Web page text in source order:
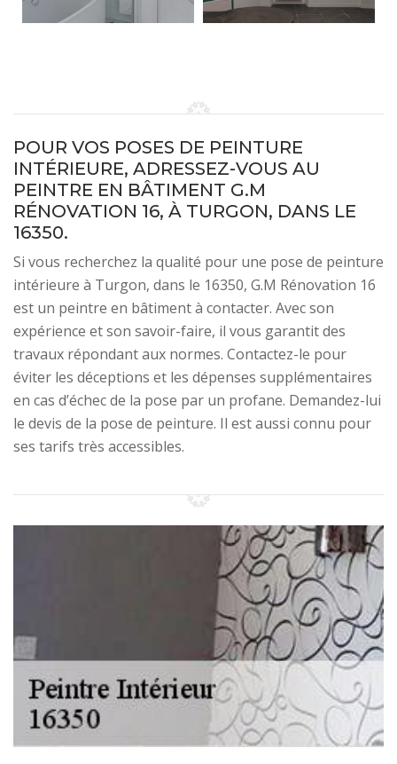
POUR VOS POSES DE PEINTURE
INTÉRIEURE, ADRESSEZ-VOUS AU
PEINTRE EN BÂTIMENT G.M
RÉNOVATION 16, À TURGON, DANS LE
16350.
Si vous recherchez la qualité pour une pose de peinture
intérieure à Turgon, dans le 16350, G.M Rénovation 16
est un peintre en bâtiment à contacter. Avec son
expérience et son savoir-faire, il vous garantit des
travaux répondant aux normes. Contactez-le pour
éviter les déceptions et les dépenses supplémentaires
en cas d’échec de la pose par un profane. Demandez-lui
le devis de la pose de peinture. Il est aussi connu pour
ses tarifs très accessibles.